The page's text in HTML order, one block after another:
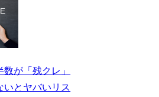
が「残クレ」
いとヤバいリス